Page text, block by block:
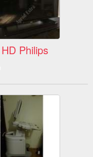
Philips